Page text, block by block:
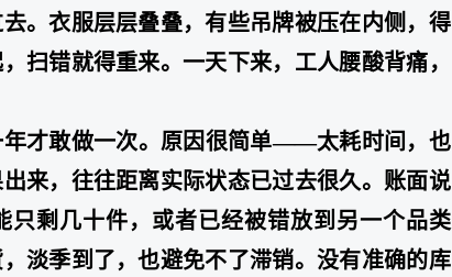
。衣服层层叠叠，有些吊牌被压在内侧，得
扫错就得重来。一天下来，工人腰酸背痛，
年才敢做一次。原因很简单——太耗时间，也
来，往往距离实际状态已过去很久。账面说
剩几十件，或者已经被错放到另一个品类
淡季到了，也避免不了滞销。没有准确的库